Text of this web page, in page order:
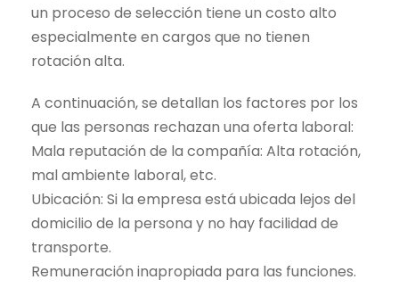
un proceso de selección tiene un costo alto
especialmente en cargos que no tienen
rotación alta.
A continuación, se detallan los factores por los
que las personas rechazan una oferta laboral:
Mala reputación de la compañía: Alta rotación,
mal ambiente laboral, etc.
Ubicación: Si la empresa está ubicada lejos del
domicilio de la persona y no hay facilidad de
transporte.
Remuneración inapropiada para las funciones.